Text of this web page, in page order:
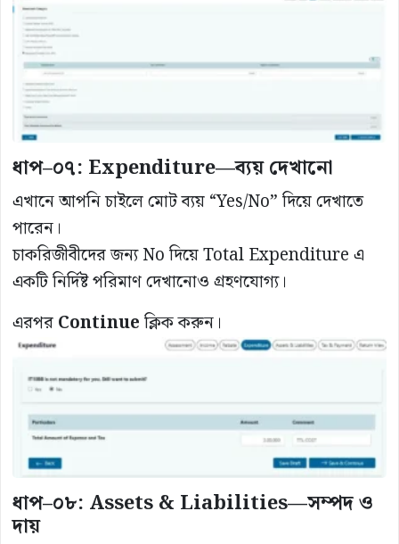
ধাপ–০৭: Expenditure—ব্যয় দেখানো
এখানে আপনি চাইলে মোট ব্যয় “Yes/No” দিয়ে দেখাতে
পারেন।
চাকরিজীবীদের জন্য No দিয়ে Total Expenditure এ
একটি নির্দিষ্ট পরিমাণ দেখানোও গ্রহণযোগ্য।
এরপরContinueক্লিক করুন।
ধাপ–০৮: Assets & Liabilities—সম্পদ ও
দায়